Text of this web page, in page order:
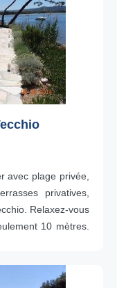
avec plage privée,
privatives,
Relaxez-vous
10 mètres.